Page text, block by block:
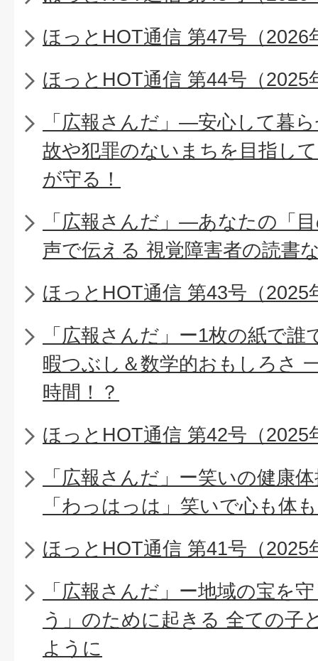
ほっとHOT通信 第47号（2026
ほっとHOT通信 第44号（2025
「広報さんだ」―安心して暮
故や犯罪のないまちを目指し
が守る！
「広報さんだ」―あなたの「
声で伝える 視覚障害者の読書
ほっとHOT通信 第43号（2025
「広報さんだ」ー1枚の紙で
暇つぶし＆数学的おもしろさ
時間！？
ほっとHOT通信 第42号（2025
「広報さんだ」ー笑いの健康
「わっはっは」笑いで心も体
ほっとHOT通信 第41号（2025
「広報さんだ」ー地域の宝を
う」のために起きる 全ての子
ように